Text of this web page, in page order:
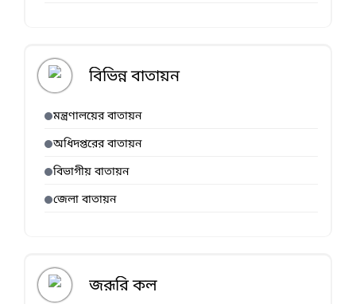
বিভিন্ন বাতায়ন
মন্ত্রণালয়ের বাতায়ন
অধিদপ্তরের বাতায়ন
বিভাগীয় বাতায়ন
জেলা বাতায়ন
জরূরি কল